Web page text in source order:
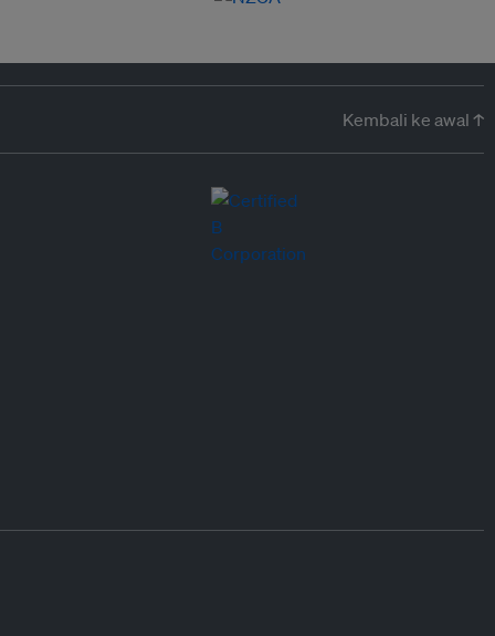
Kembali ke awal ↑